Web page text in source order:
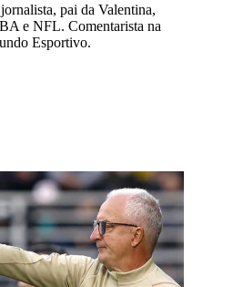
pai da Valentina,
e NFL. Comentarista na
Esportivo.